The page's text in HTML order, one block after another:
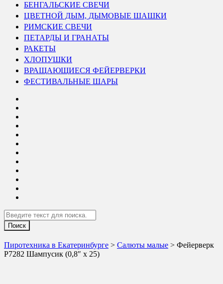
БЕНГАЛЬСКИЕ СВЕЧИ
ЦВЕТНОЙ ДЫМ, ДЫМОВЫЕ ШАШКИ
РИМСКИЕ СВЕЧИ
ПЕТАРДЫ И ГРАНАТЫ
РАКЕТЫ
ХЛОПУШКИ
ВРАЩАЮЩИЕСЯ ФЕЙЕРВЕРКИ
ФЕСТИВАЛЬНЫЕ ШАРЫ
Search
Пиротехника в Екатеринбурге > Салюты малые > Фейерверк
Р7282 Шампусик (0,8″ х 25)